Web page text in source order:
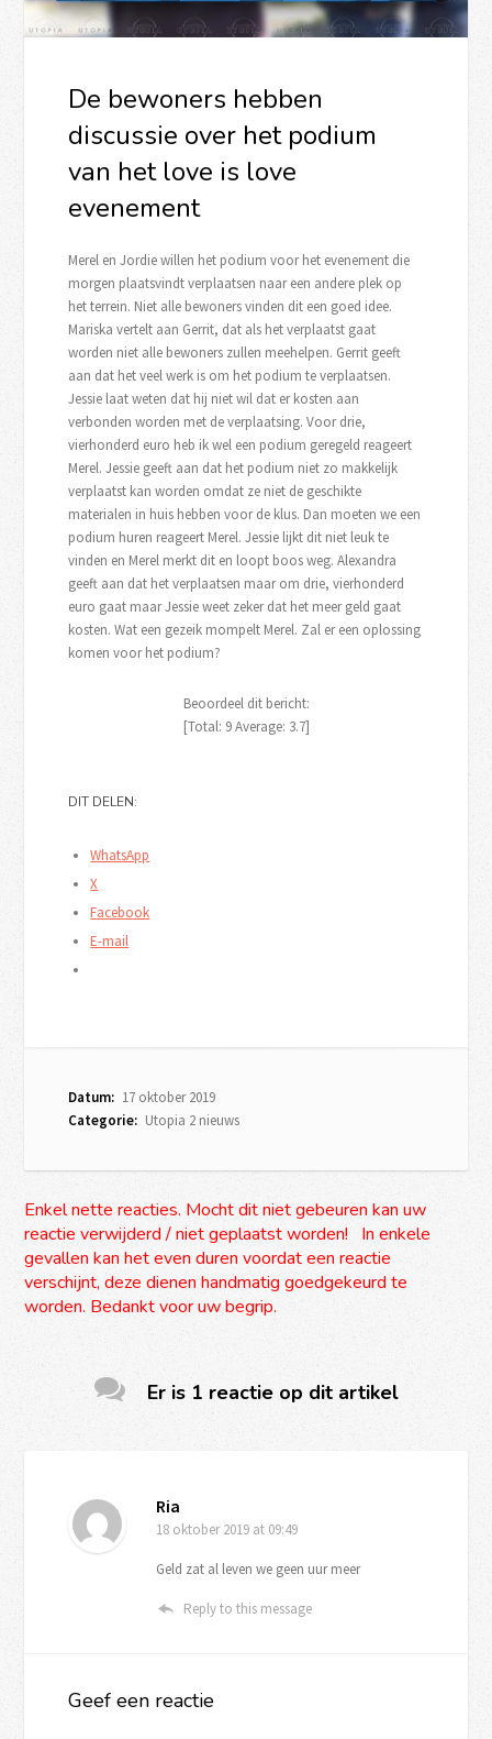
De bewoners hebben
discussie over het podium
van het love is love
evenement
Merel en Jordie willen het podium voor het evenement die
morgen plaatsvindt verplaatsen naar een andere plek op
het terrein. Niet alle bewoners vinden dit een goed idee.
Mariska vertelt aan Gerrit, dat als het verplaatst gaat
worden niet alle bewoners zullen meehelpen. Gerrit geeft
aan dat het veel werk is om het podium te verplaatsen.
Jessie laat weten dat hij niet wil dat er kosten aan
verbonden worden met de verplaatsing. Voor drie,
vierhonderd euro heb ik wel een podium geregeld reageert
Merel. Jessie geeft aan dat het podium niet zo makkelijk
verplaatst kan worden omdat ze niet de geschikte
materialen in huis hebben voor de klus. Dan moeten we een
podium huren reageert Merel. Jessie lijkt dit niet leuk te
vinden en Merel merkt dit en loopt boos weg. Alexandra
geeft aan dat het verplaatsen maar om drie, vierhonderd
euro gaat maar Jessie weet zeker dat het meer geld gaat
kosten. Wat een gezeik mompelt Merel. Zal er een oplossing
komen voor het podium?
Beoordeel dit bericht:
[Total: 9Average: 3.7]
DIT DELEN:
WhatsApp
X
Facebook
E-mail
Datum: 17 oktober 2019
Categorie: Utopia 2 nieuws
Enkel nette reacties. Mocht dit niet gebeuren kan uw
reactie verwijderd / niet geplaatst worden! In enkele
gevallen kan het even duren voordat een reactie
verschijnt, deze dienen handmatig goedgekeurd te
worden. Bedankt voor uw begrip.
Er is 1 reactie op dit artikel
Ria
18 oktober 2019 at 09:49
Geld zat al leven we geen uur meer
Reply to this message
Geef een reactie